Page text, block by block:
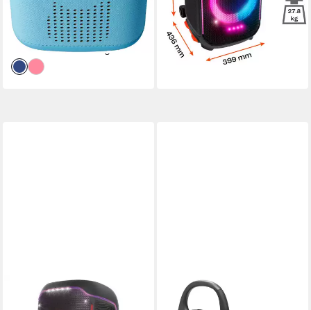
ab 124,99 € UVP139,99 €
11,42 € mtl. in 12 Raten
-11%
lieferbar - in 3-5 Werktagen bei dir
-25%
lieferbar - in 1-2 Werktagen bei dir